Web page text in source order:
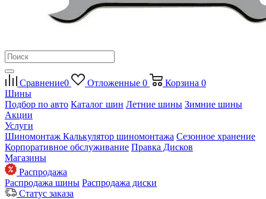
Сравнение0 Отложенные 0 Корзина 0
Шины
Подбор по авто Каталог шин Летние шины Зимние шины
Акции
Услуги
Шиномонтаж Калькулятор шиномонтажа Сезонное хранение
Корпоративное обслуживание Правка Дисков
Магазины
Распродажа
Распродажа шины Распродажа диски
Статус заказа